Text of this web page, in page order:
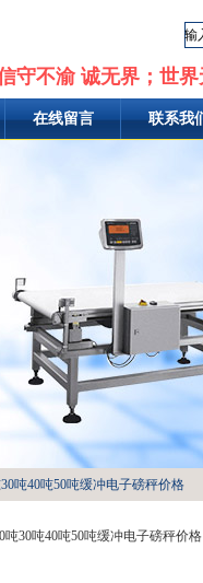
守不渝 诚无界；世
在线留言 联系我
吨40吨50吨缓冲电子磅秤价格
吨30吨40吨50吨缓冲电子磅秤价格